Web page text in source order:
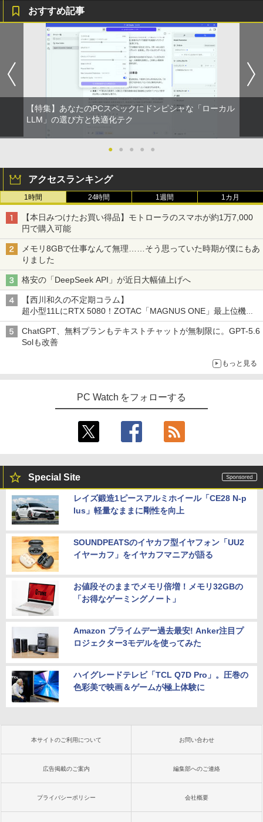
おすすめ記事
【特集】あなたのPCスペックにドンピシャな「ローカル
LLM」の選び方と快適化テク
● ● ● ● ●
アクセスランキング
1時間 24時間 1週間 1カ月
【本日みつけたお買い得品】モトローラのスマホが約1万7,000
円で購入可能
メモリ8GBで仕事なんて無理……そう思っていた時期が僕にもあ
りました
格安の「DeepSeek API」が近日大幅値上げへ
【西川和久の不定期コラム】
超小型11LにRTX 5080！ZOTAC「MAGNUS ONE」最上位機の
実力を探る
ChatGPT、無料プランもテキストチャットが無制限に。GPT-5.6
Solも改善
もっと見る
PC Watch をフォローする
Special Site
レイズ鍛造1ピースアルミホイール「CE28 N-p
lus」軽量なままに剛性を向上
SOUNDPEATSのイヤカフ型イヤフォン「UU2
イヤーカフ」をイヤカフマニアが語る
お値段そのままでメモリ倍増！メモリ32GBの
「お得なゲーミングノート」
Amazon プライムデー過去最安! Anker注目プ
ロジェクター3モデルを使ってみた
ハイグレードテレビ「TCL Q7D Pro」。圧巻の
色彩美で映画＆ゲームが極上体験に
本サイトのご利用について お問い合わせ
広告掲載のご案内 編集部へのご連絡
プライバシーポリシー 会社概要